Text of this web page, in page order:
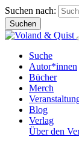
Suchen nach:
Suche
Autor*innen
Bücher
Merch
Blog
Verlag
Über den